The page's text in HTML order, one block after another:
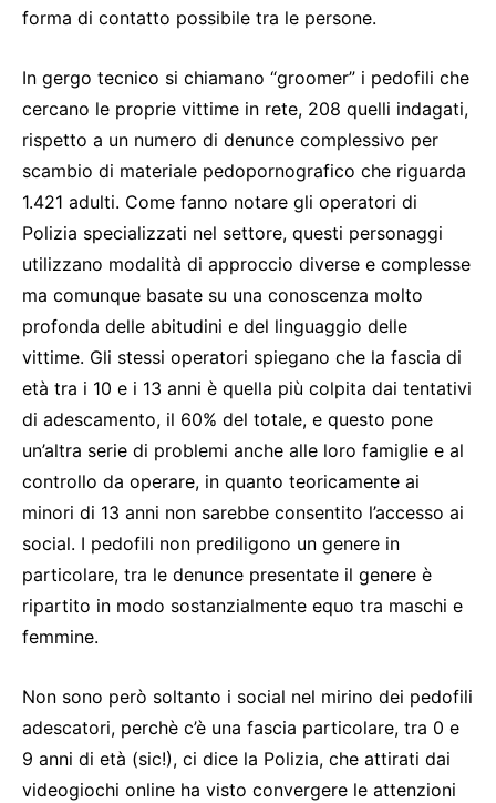
forma di contatto possibile tra le persone.
In gergo tecnico si chiamano “groomer” i pedofili che
cercano le proprie vittime in rete, 208 quelli indagati,
rispetto a un numero di denunce complessivo per
scambio di materiale pedopornografico che riguarda
1.421 adulti. Come fanno notare gli operatori di
Polizia specializzati nel settore, questi personaggi
utilizzano modalità di approccio diverse e complesse
ma comunque basate su una conoscenza molto
profonda delle abitudini e del linguaggio delle
vittime. Gli stessi operatori spiegano che la fascia di
età tra i 10 e i 13 anni è quella più colpita dai tentativi
di adescamento, il 60% del totale, e questo pone
un’altra serie di problemi anche alle loro famiglie e al
controllo da operare, in quanto teoricamente ai
minori di 13 anni non sarebbe consentito l’accesso ai
social. I pedofili non prediligono un genere in
particolare, tra le denunce presentate il genere è
ripartito in modo sostanzialmente equo tra maschi e
femmine.
Non sono però soltanto i social nel mirino dei pedofili
adescatori, perchè c’è una fascia particolare, tra 0 e
9 anni di età (sic!), ci dice la Polizia, che attirati dai
videogiochi online ha visto convergere le attenzioni